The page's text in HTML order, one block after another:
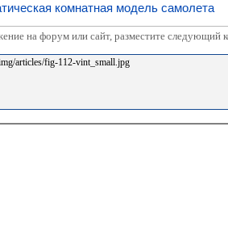
комнатная модель самолета
на форум или сайт, разместите следующий